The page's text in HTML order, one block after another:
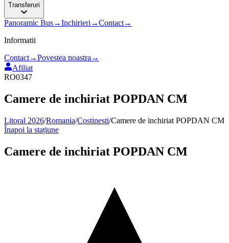
Transferuri
Panoramic Bus→Inchirieri →Contact→
Informatii
Contact→Povestea noastra →
Afiliat
RO0347
Camere de inchiriat POPDAN CM
Litoral 2026/Romania/Costinesti/Camere de inchiriat POPDAN CM
Înapoi la stațiune
Camere de inchiriat POPDAN CM